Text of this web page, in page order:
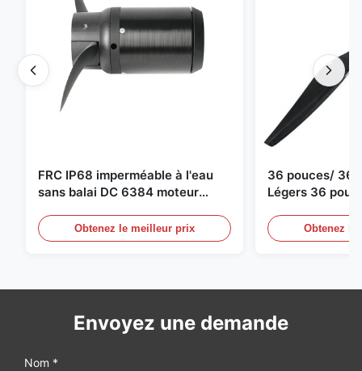
FRC IP68 imperméable à l'eau
sans balai DC 6384 moteur
bateau de surf Propulseur sous-
marin
Obtenez le meilleur prix
36 pouces/
Légers 36
moteur deObtenez
Envoyez une demande
Nom *